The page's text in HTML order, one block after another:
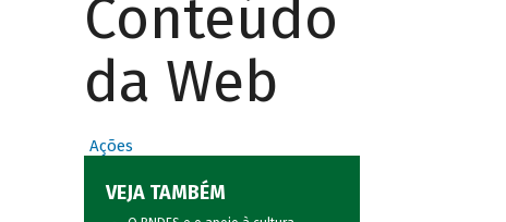
Conteúdo
da Web
Ações
VEJA TAMBÉM